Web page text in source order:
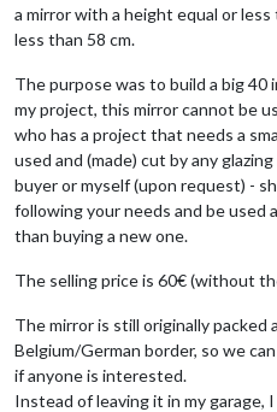
a mirror with a height equal or
less than 58 cm.
The purpose was to build a big
my project, this mirror cannot be
who has a project that needs a
used and (made) cut by any
buyer or myself (upon request) -
following your needs and be used
than buying a new one.
The selling price is 60€ (without
The mirror is still originally packed
Belgium/German border, so we
if anyone is interested.
Instead of leaving it in my